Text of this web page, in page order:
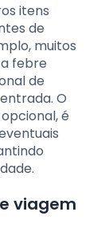
itens
de
muitos
febre
de
O
é
viagem